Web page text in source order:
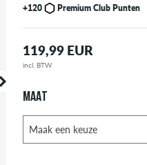
+120 Premium Club Punten
119,99 EUR
incl. BTW
MAAT